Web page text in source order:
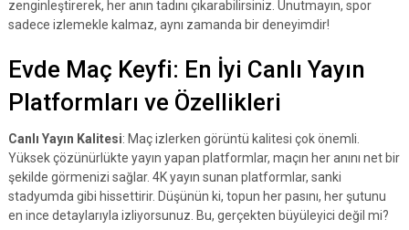
zenginleştirerek, her anın tadını çıkarabilirsiniz. Unutmayın, spor
sadece izlemekle kalmaz, aynı zamanda bir deneyimdir!
Evde Maç Keyfi: En İyi Canlı Yayın
Platformları ve Özellikleri
Canlı Yayın Kalitesi: Maç izlerken görüntü kalitesi çok önemli.
Yüksek çözünürlükte yayın yapan platformlar, maçın her anını net bir
şekilde görmenizi sağlar. 4K yayın sunan platformlar, sanki
stadyumda gibi hissettirir. Düşünün ki, topun her pasını, her şutunu
en ince detaylarıyla izliyorsunuz. Bu, gerçekten büyüleyici değil mi?